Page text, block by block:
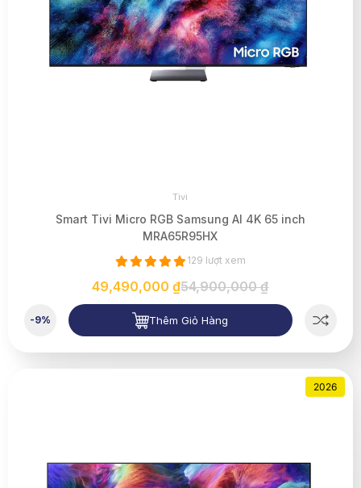
Tivi
Smart Tivi Micro RGB Samsung AI 4K 65 inch
MRA65R95HX
129 lượt xem
49,490,000 ₫54,900,000 ₫
-9% Thêm Giỏ Hàng
2026